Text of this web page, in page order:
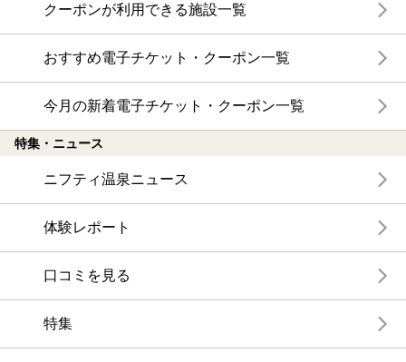
クーポンが利用できる施設一覧
おすすめ電子チケット・クーポン一覧
今月の新着電子チケット・クーポン一覧
特集・ニュース
ニフティ温泉ニュース
体験レポート
口コミを見る
特集